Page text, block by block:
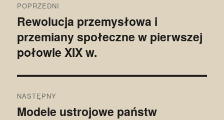
wpisu
POPRZEDNI
Poprzedni
wpis:
Rewolucja przemysłowa i
przemiany społeczne w pierwszej
połowie XIX w.
NASTĘPNY
Następny
Modele ustrojowe państw